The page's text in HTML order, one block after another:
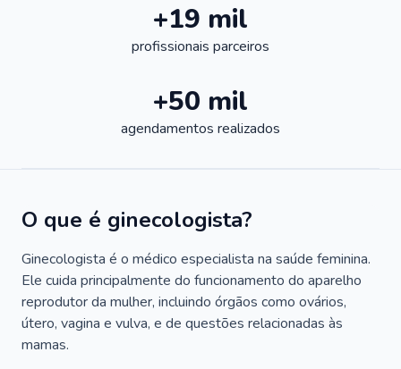
+19 mil
profissionais parceiros
+50 mil
agendamentos realizados
O que é ginecologista?
Ginecologista é o médico especialista na saúde feminina.
Ele cuida principalmente do funcionamento do aparelho
reprodutor da mulher, incluindo órgãos como ovários,
útero, vagina e vulva, e de questões relacionadas às
mamas.